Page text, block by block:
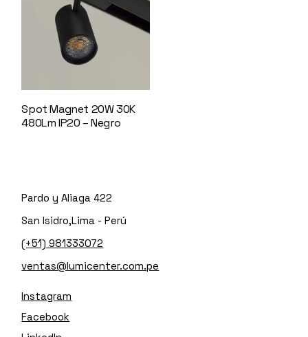
Spot Magnet 20W 30K
480Lm IP20 – Negro
Pardo y Aliaga 422
San Isidro,Lima - Perú
(+51) 981333072
ventas@lumicenter.com.pe
Instagram
Facebook